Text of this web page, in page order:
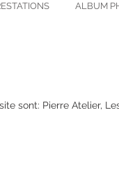
ALBUM
sont: Pierre Atelier,